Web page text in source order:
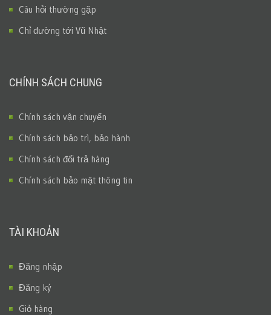
Câu hỏi thường gặp
Chỉ đường tới Vũ Nhật
CHÍNH SÁCH CHUNG
Chính sách vận chuyển
Chính sách bảo trì, bảo hành
Chính sách đổi trả hàng
Chính sách bảo mật thông tin
TÀI KHOẢN
Đăng nhập
Đăng ký
Giỏ hàng